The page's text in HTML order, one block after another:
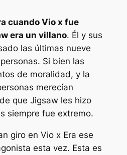
cuando Vio x fue
era un villano. Él y sus
las últimas nueve
Si bien las
de moralidad, y la
merecían
que Jigsaw les hizo
siempre fue extremo.
giro en Vio x Era ese
esta vez. Esta es